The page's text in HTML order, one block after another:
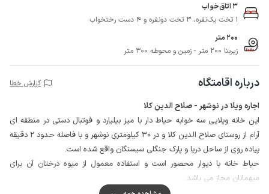
3 اتاق‌خواب
1 تخت یک‌نفره، 3 تخت دونفره و 4 دست رختخواب
200 متر
زیربنا 200 متر - زمین و محوطه 300 متر
درباره اقامتگاه گزارش خطا
اجاره ویلا در نوشهر - صلاح الدین کلا
این خانه ویلایی سه خوابه حیاط دار با میز بیلیارد و فوتبال دستی در منطقه ای
آرام از روستای صلاح الدین کلا و در 30 کیلومتری نوشهر و با فاصله حدود 2 دقیقه
پیاده روی از ساحل دریا و پارک جنگلی سیسنگان واقع شده است.
حیاط خانه با دیوار محصور است و استفاده معمول از میوه درختان آن برای
میهمانان مجاز می باشد.